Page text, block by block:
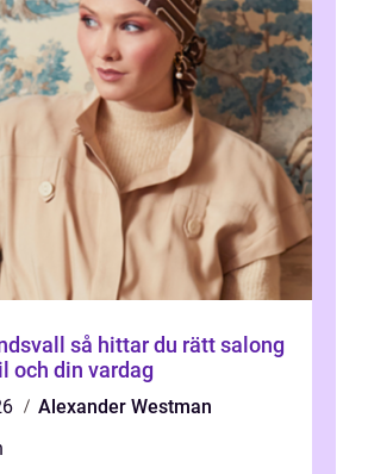
du rätt salong
och din vardag
Alexander Westman